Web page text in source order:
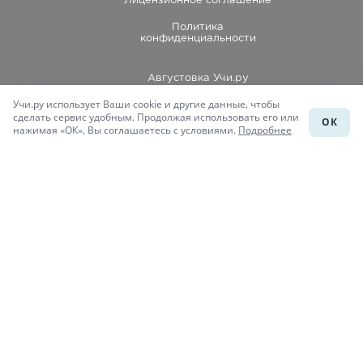
Политика
конфиденциальности
Августовка Учи.ру
Каталог школ
Подготовка к уроку
Учи.ру использует Ваши cookie и другие данные, чтобы
сделать сервис удобным. Продолжая использовать его или
нажимая «ОК», Вы соглашаетесь с условиями. Подробнее
ОК